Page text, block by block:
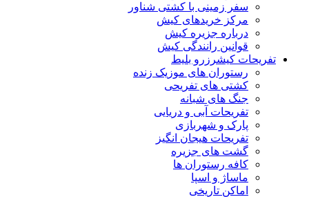
سفر زمینی با کشتی شناور
مرکز خریدهای کیش
درباره جزیره کیش
قوانین رانندگی کیش
تفریحات کیشرزرو بلیط
رستوران های موزیک زنده
کشتی های تفریحی
جنگ های شبانه
تفریحات آبی و دریایی
پارک و شهربازی
تفریحات هیجان انگیز
گشت های جزیره
کافه رستوران ها
ماساژ و اسپا
اماکن تاریخی